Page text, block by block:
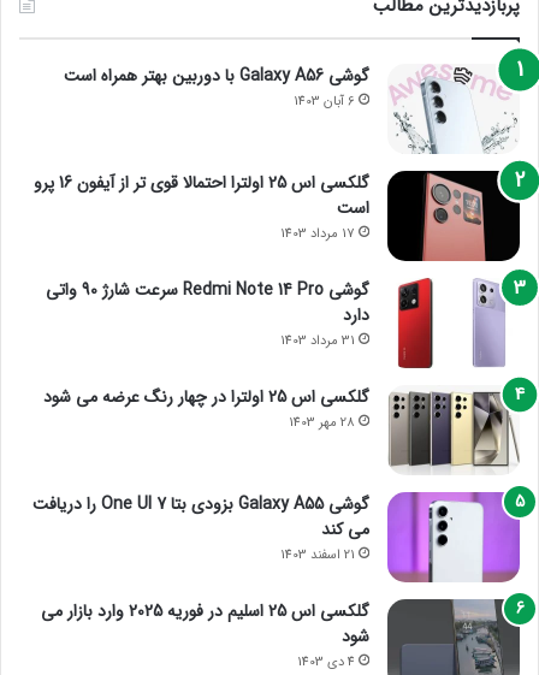
پربازدیدترین مطالب
گوشی Galaxy A56 با دوربین بهتر همراه است
6 آبان 1403
گلکسی اس 25 اولترا احتمالا قوی تر از آیفون 16 پرو
است
17 مرداد 1403
گوشی Redmi Note 14 Pro سرعت شارژ 90 واتی
دارد
31 مرداد 1403
گلکسی اس 25 اولترا در چهار رنگ عرضه می شود
28 مهر 1403
گوشی Galaxy A55 بزودی بتا One UI 7 را دریافت
می کند
21 اسفند 1403
گلکسی اس 25 اسلیم در فوریه 2025 وارد بازار می
شود
4 دی 1403